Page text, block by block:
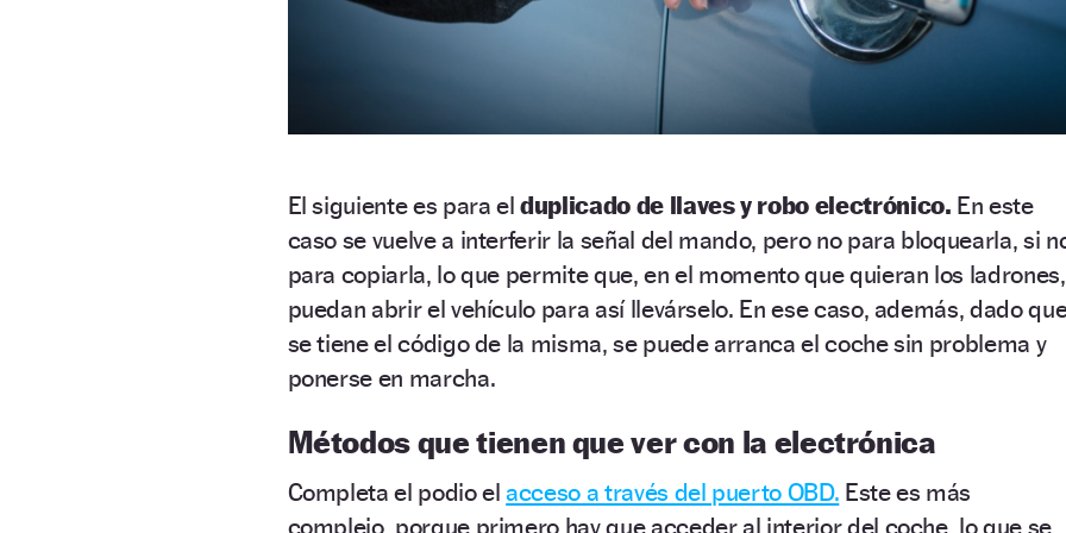
El siguiente es para elduplicado de llaves y robo electrónico. En este
caso se vuelve a interferir la señal del mando, pero no para bloquearla, si
para copiarla, lo que permite que, en el momento que quieran los ladrones,
puedan abrir el vehículo para así llevárselo. En ese caso, además, dado
se tiene el código de la misma, se puede arranca el coche sin problema y
ponerse en marcha.
Métodos que tienen que ver con la electrónica
Completa el podio elacceso a través del puerto OBD. Este es más
complejo, porque primero hay que acceder al interior del coche, lo que se